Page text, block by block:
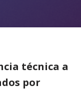
de Buenos Aires
técnica a
por